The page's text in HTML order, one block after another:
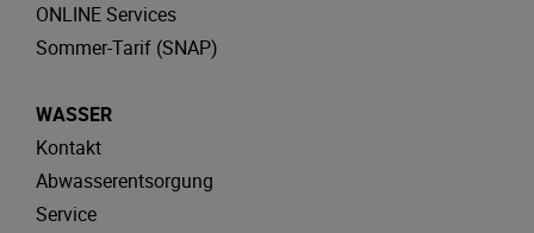
ONLINE Services
Sommer-Tarif (SNAP)
WASSER
Kontakt
Abwasserentsorgung
Service